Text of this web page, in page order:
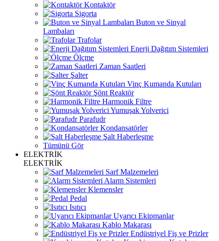
Kontaktör
Sigorta
Buton ve Sinyal
Lambaları
Trafolar
Enerji Dağıtım Sistemleri
Ölçme
Zaman Saatleri
Şalter
Vinç Kumanda Kutuları
Şönt Reaktör
Harmonik Filtre
Yumuşak Yolverici
Parafudr
Kondansatörler
Şalt Haberleşme
Tümünü Gör
ELEKTRİK
ELEKTRİK
Sarf Malzemeleri
Alarm Sistemleri
Klemensler
Pedal
Isıtıcı
Uyarıcı Ekipmanlar
Kablo Makarası
Endüstriyel Fiş ve Prizler